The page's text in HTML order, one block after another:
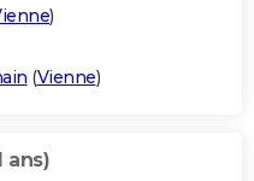
)
(Vienne)
ans)